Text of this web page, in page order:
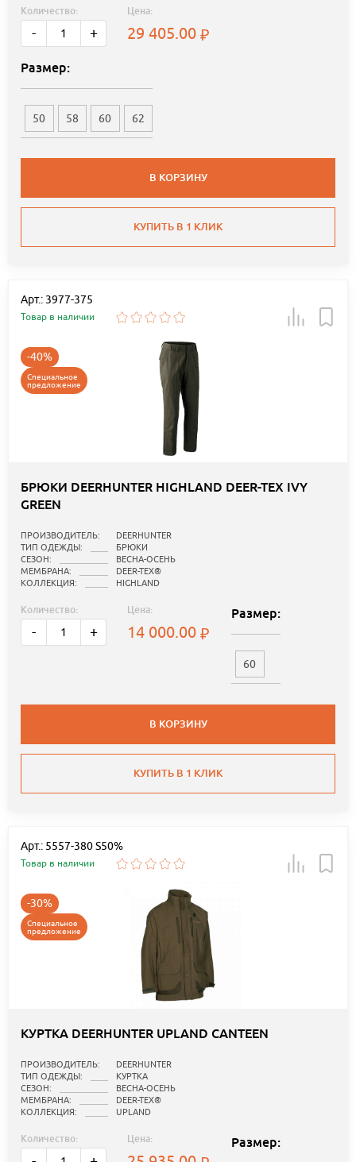
Количество:
- +
Цена:
29 405.00
Размер:
50 58 60 62
В КОРЗИНУ
КУПИТЬ В 1 КЛИК
Арт.: 3977-375
Товар в наличии
-40%
Специальное
предложение
БРЮКИ DEERHUNTER HIGHLAND DEER-TEX IVY
GREEN
ПРОИЗВОДИТЕЛЬ:
DEERHUNTER
ТИП ОДЕЖДЫ:
БРЮКИ
СЕЗОН:
ВЕСНА-ОСЕНЬ
МЕМБРАНА:
DEER-TEX®
КОЛЛЕКЦИЯ:
HIGHLAND
Количество:
- +
Цена:
14 000.00
Размер:
60
В КОРЗИНУ
КУПИТЬ В 1 КЛИК
Арт.: 5557-380 S50%
Товар в наличии
-30%
Специальное
предложение
КУРТКА DEERHUNTER UPLAND CANTEEN
ПРОИЗВОДИТЕЛЬ:
DEERHUNTER
ТИП ОДЕЖДЫ:
КУРТКА
СЕЗОН:
ВЕСНА-ОСЕНЬ
МЕМБРАНА:
DEER-TEX®
КОЛЛЕКЦИЯ:
UPLAND
Количество: Цена: Размер: